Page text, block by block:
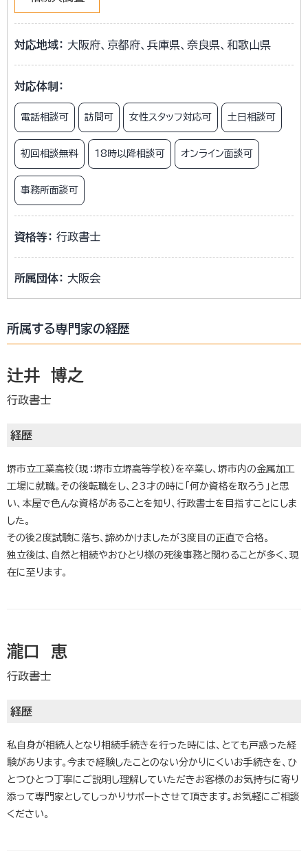
対応地域： 大阪府、京都府、兵庫県、奈良県、和歌山県
対応体制：
電話相談可 訪問可 女性スタッフ対応可 土日相談可
初回相談無料 18時以降相談可 オンライン面談可
事務所面談可
資格等： 行政書士
所属団体： 大阪会
所属する専門家の経歴
辻井 博之
行政書士
経歴
堺市立工業高校（現：堺市立堺高等学校）を卒業し、堺市内の金属加工
工場に就職。その後転職をし、23才の時に「何か資格を取ろう」と思
い、本屋で色んな資格があることを知り、行政書士を目指すことにしま
した。
その後２度試験に落ち、諦めかけましたが３度目の正直で合格。
独立後は、自然と相続やおひとり様の死後事務と関わることが多く、現
在に至ります。
瀧口 恵
行政書士
経歴
私自身が相続人となり相続手続きを行った時には、とても戸惑った経
験があります。今まで経験したことのない分かりにくいお手続きを、ひ
とつひとつ丁寧にご説明し理解していただきお客様のお気持ちに寄り
添って専門家としてしっかりサポートさせて頂きます。お気軽にご相談
ください。